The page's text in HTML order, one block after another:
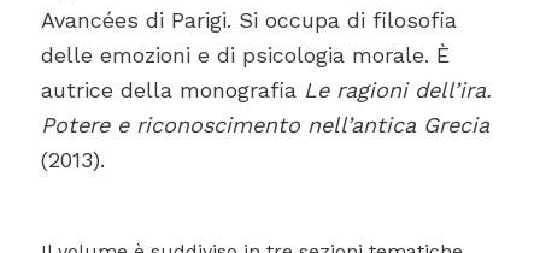
Avancées di Parigi. Si occupa di filosofia
delle emozioni e di psicologia morale. È
autrice della monografia Le ragioni dell’ira.
Potere e riconoscimento nell’antica Grecia
(2013).